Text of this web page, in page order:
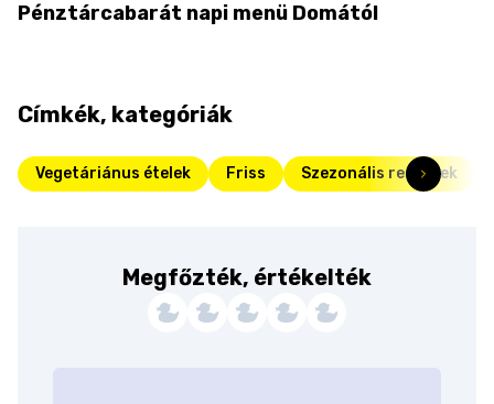
Pénztárcabarát napi menü Domától
Címkék, kategóriák
Vegetáriánus ételek Friss Szezonális receptek
Megfőzték, értékelték